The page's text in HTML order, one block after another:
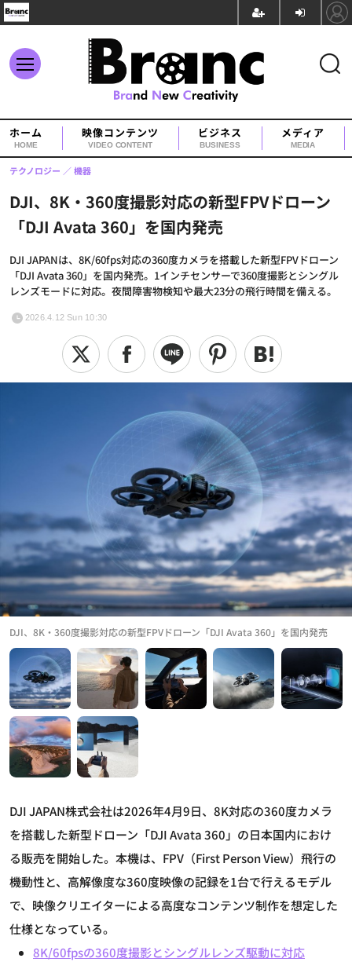
ホーム
HOME
映像コンテンツ
VIDEO CONTENT
ビジネス
BUSINESS
メディア
MEDIA
DJI、8K・360度撮影対応の新型FPVドローン
「DJI Avata 360」を国内発売
DJI JAPANは、8K/60fps対応の360度カメラを搭載した新型FPVドローン
「DJI Avata 360」を国内発売。1インチセンサーで360度撮影とシングル
レンズモードに対応。夜間障害物検知や最大23分の飛行時間を備える。
テクノロジー 機器
2026.4.12 Sun 10:30
DJI、8K・360度撮影対応の新型FPVドローン「DJI Avata 360」を国内発売
DJI JAPAN株式会社は2026年4月9日、8K対応の360度カメラ
を搭載した新型ドローン「DJI Avata 360」の日本国内におけ
る販売を開始した。本機は、FPV（First Person View）飛行の
機動性と、高解像度な360度映像の記録を1台で行えるモデル
で、映像クリエイターによる高度なコンテンツ制作を想定した
仕様となっている。
8K/60fpsの360度撮影とシングルレンズ駆動に対応